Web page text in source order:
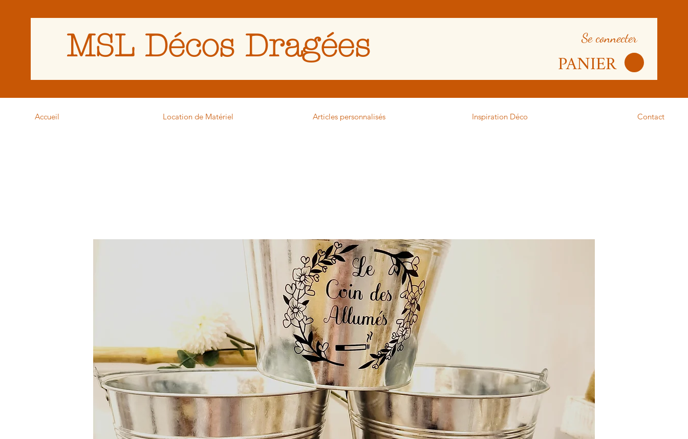
MSL Décos Dragées Se connecter
PANIER
Accueil Location de Matériel Articles personnalisés Inspiration Déco Contact